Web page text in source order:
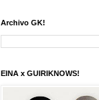
Archivo GK!
EINA x GUIRIKNOWS!